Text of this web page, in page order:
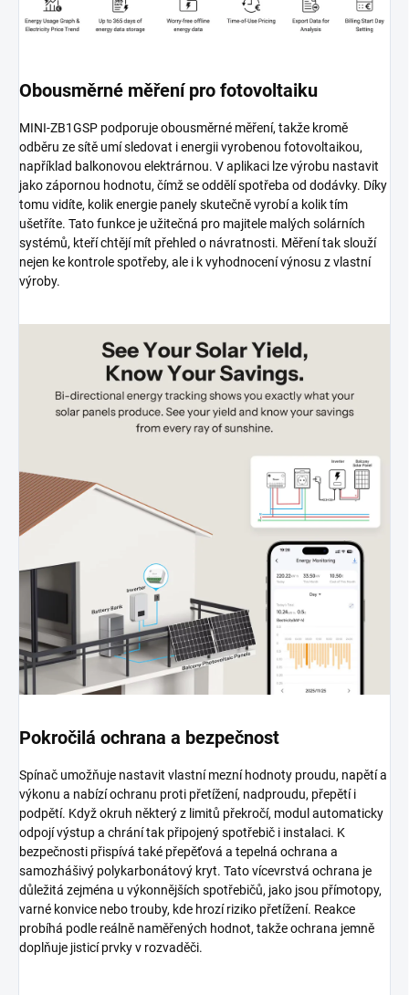
Obousměrné měření pro fotovoltaiku
MINI-ZB1GSP podporuje obousměrné měření, takže kromě
odběru ze sítě umí sledovat i energii vyrobenou fotovoltaikou,
například balkonovou elektrárnou. V aplikaci lze výrobu nastavit
jako zápornou hodnotu, čímž se oddělí spotřeba od dodávky. Díky
tomu vidíte, kolik energie panely skutečně vyrobí a kolik tím
ušetříte. Tato funkce je užitečná pro majitele malých solárních
systémů, kteří chtějí mít přehled o návratnosti. Měření tak slouží
nejen ke kontrole spotřeby, ale i k vyhodnocení výnosu z vlastní
výroby.
Pokročilá ochrana a bezpečnost
Spínač umožňuje nastavit vlastní mezní hodnoty proudu, napětí a
výkonu a nabízí ochranu proti přetížení, nadproudu, přepětí i
podpětí. Když okruh některý z limitů překročí, modul automaticky
odpojí výstup a chrání tak připojený spotřebič i instalaci. K
bezpečnosti přispívá také přepěťová a tepelná ochrana a
samozhášivý polykarbonátový kryt. Tato vícevrstvá ochrana je
důležitá zejména u výkonnějších spotřebičů, jako jsou přímotopy,
varné konvice nebo trouby, kde hrozí riziko přetížení. Reakce
probíhá podle reálně naměřených hodnot, takže ochrana jemně
doplňuje jisticí prvky v rozvaděči.